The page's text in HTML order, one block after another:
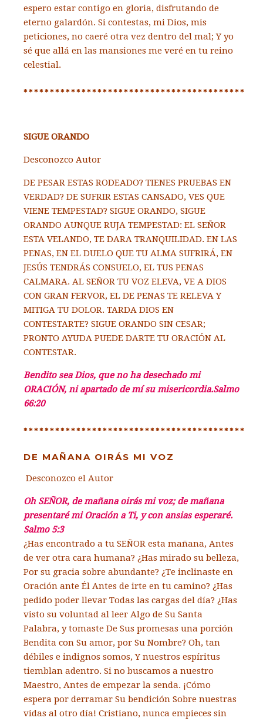
espero estar contigo en gloria, disfrutando de
eterno galardón. Si contestas, mi Dios, mis
peticiones, no caeré otra vez dentro del mal; Y yo
sé que allá en las mansiones me veré en tu reino
celestial.
******************************************
SIGUE ORANDO
Desconozco Autor
DE PESAR ESTAS RODEADO? TIENES PRUEBAS EN
VERDAD? DE SUFRIR ESTAS CANSADO, VES QUE
VIENE TEMPESTAD? SIGUE ORANDO, SIGUE
ORANDO AUNQUE RUJA TEMPESTAD: EL SEÑOR
ESTA VELANDO, TE DARA TRANQUILIDAD. EN LAS
PENAS, EN EL DUELO QUE TU ALMA SUFRIRÁ, EN
JESÚS TENDRÁS CONSUELO, EL TUS PENAS
CALMARA. AL SEÑOR TU VOZ ELEVA, VE A DIOS
CON GRAN FERVOR, EL DE PENAS TE RELEVA Y
MITIGA TU DOLOR. TARDA DIOS EN
CONTESTARTE? SIGUE ORANDO SIN CESAR;
PRONTO AYUDA PUEDE DARTE TU ORACIÓN AL
CONTESTAR.
Bendito sea Dios, que no ha desechado mi
ORACIÓN, ni apartado de mí su misericordia.Salmo
66:20
******************************************
DE MAÑANA OIRÁS MI VOZ
Desconozco el Autor
Oh SEÑOR, de mañana oirás mi voz; de mañana
presentaré mi Oración a Ti, y con ansias esperaré.
Salmo 5:3
¿Has encontrado a tu SEÑOR esta mañana, Antes
de ver otra cara humana? ¿Has mirado su belleza,
Por su gracia sobre abundante? ¿Te inclinaste en
Oración ante Él Antes de irte en tu camino? ¿Has
pedido poder llevar Todas las cargas del día? ¿Has
visto su voluntad al leer Algo de Su Santa
Palabra, y tomaste De Sus promesas una porción
Bendita con Su amor, por Su Nombre? Oh, tan
débiles e indignos somos, Y nuestros espíritus
tiemblan adentro. Si no buscamos a nuestro
Maestro, Antes de empezar la senda. ¡Cómo
espera por derramar Su bendición Sobre nuestras
vidas al otro día! Cristiano, nunca empieces sin